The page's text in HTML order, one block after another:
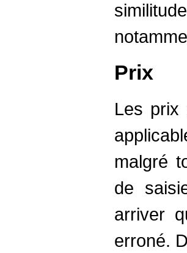
Prix
Les prix
malgré
de
arriver
erroné.